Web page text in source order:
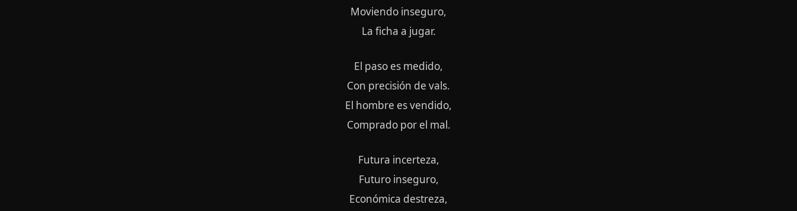
Moviendo inseguro,
La ficha a jugar.
El paso es medido,
Con precisión de vals.
El hombre es vendido,
Comprado por el mal.
Futura incerteza,
Futuro inseguro,
Económica destreza,